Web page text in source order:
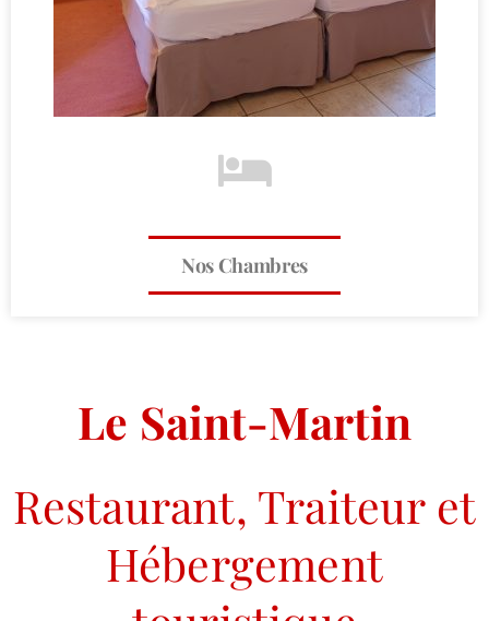
Nos Chambres
Le Saint-Martin
Restaurant, Traiteur et
Hébergement